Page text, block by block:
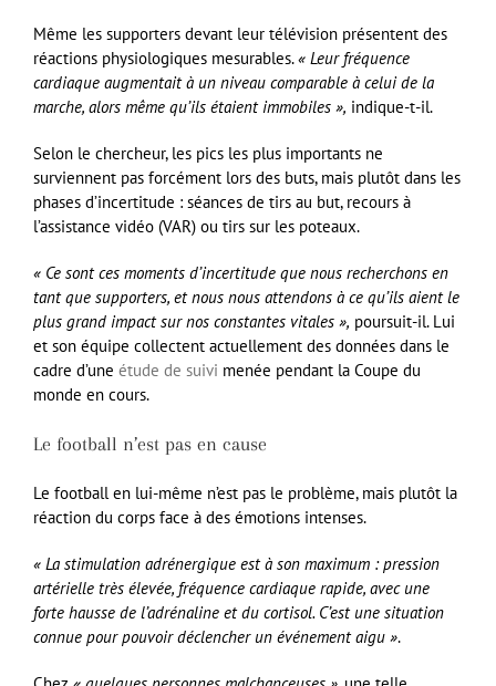
Même les supporters devant leur télévision présentent des
réactions physiologiques mesurables.« Leur fréquence
cardiaque augmentait à un niveau comparable à celui de la
marche, alors même qu’ils étaient immobiles », indique-t-il.
Selon le chercheur, les pics les plus importants ne
surviennent pas forcément lors des buts, mais plutôt dans les
phases d’incertitude : séances de tirs au but, recours à
l’assistance vidéo (VAR) ou tirs sur les poteaux.
« Ce sont ces moments d’incertitude que nous recherchons en
tant que supporters, et nous nous attendons à ce qu’ils aient le
plus grand impact sur nos constantes vitales », poursuit-il. Lui
et son équipe collectent actuellement des données dans le
cadre d’une étude de suivi menée pendant la Coupe du
monde en cours.
Le football n’est pas en cause
Le football en lui-même n’est pas le problème, mais plutôt la
réaction du corps face à des émotions intenses.
« La stimulation adrénergique est à son maximum : pression
artérielle très élevée, fréquence cardiaque rapide, avec une
forte hausse de l’adrénaline et du cortisol. C’est une situation
connue pour pouvoir déclencher un événement aigu ».